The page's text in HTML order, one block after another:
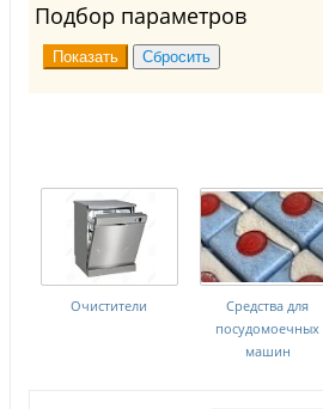
Подбор параметров
Очистители
Средства для
посудомоечных
машин